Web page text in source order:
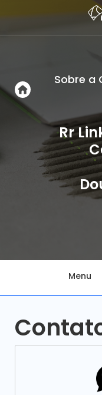
Sobre a
Rr
Menu